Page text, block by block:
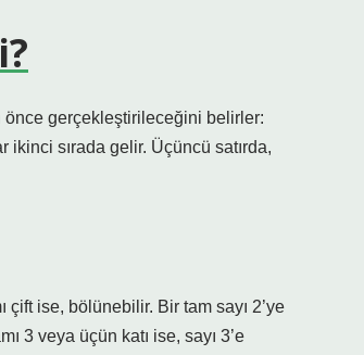
önce gerçekleştirileceğini belirler:
sırada gelir. Üçüncü satırda,
çift ise, bölünebilir. Bir tam sayı 2’ye
3 veya üçün katı ise, sayı 3’e